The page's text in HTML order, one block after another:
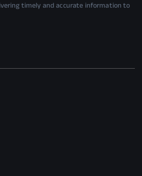
timely and accurate information to